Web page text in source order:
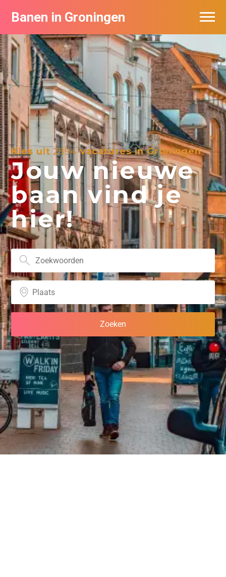
Banen in Groningen
Kies uit2894vacatures in Groningen
Jouw nieuwe
baan vind je
hier!
Vacatures per bedrijf
De populairste vacatures in Groningen
Nieuwsbrief feed